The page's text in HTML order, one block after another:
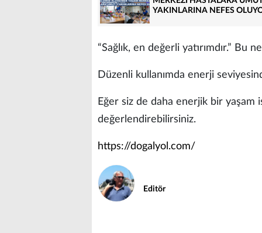
YAKINLARINA NEFES
“Sağlık, en değerli yatırımdır.”
Düzenli kullanımda enerji
Eğer siz de daha enerjik bir yaşam
değerlendirebilirsiniz.
https://dogalyol.com/
Editör